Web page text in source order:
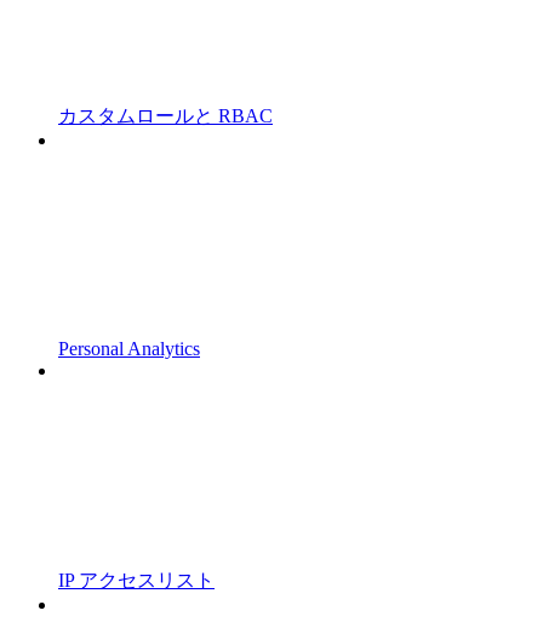
カスタムロールと RBAC
Personal Analytics
IP アクセスリスト